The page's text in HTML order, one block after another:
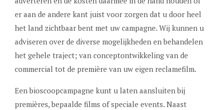
er aan de andere kant juist voor zorgen dat u door heel
het land zichtbaar bent met uw campagne. Wij kunnen u
adviseren over de diverse mogelijkheden en behandelen
het gehele traject; van conceptontwikkeling van de
commercial tot de première van uw eigen reclamefilm.
Een bioscoopcampagne kunt u laten aansluiten bij
premières, bepaalde films of speciale events. Naast